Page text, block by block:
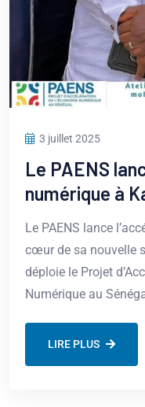
3 juillet 2025
Le PAENS
numérique à
Le PAENS lance
cœur de sa nouvelle
déploie le Projet
Numérique au
LIRE PLUS